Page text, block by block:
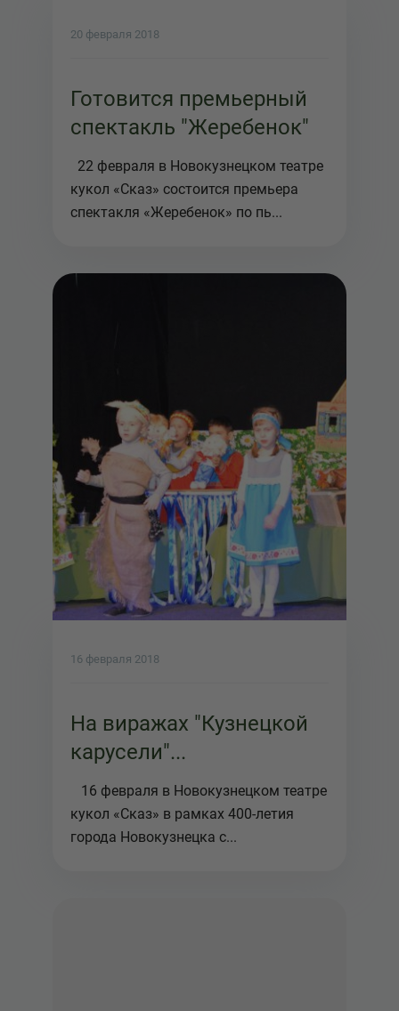
20 февраля 2018
Готовится премьерный
спектакль "Жеребенок"
22 февраля в Новокузнецком театре
кукол «Сказ» состоится премьера
спектакля «Жеребенок» по пь...
16 февраля 2018
На виражах "Кузнецкой
карусели"...
16 февраля в Новокузнецком театре
кукол «Сказ» в рамках 400-летия
города Новокузнецка с...